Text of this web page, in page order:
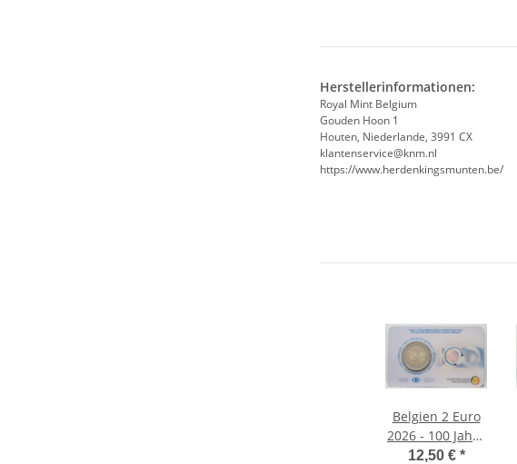
Herstellerinformationen:
Royal Mint Belgium
Gouden Hoon 1
Houten, Niederlande, 3991 CX
klantenservice@knm.nl
https://www.herdenkingsmunten.be/
Belgien 2 Euro
2026 - 100 Jahre
belgische
12,50 € *